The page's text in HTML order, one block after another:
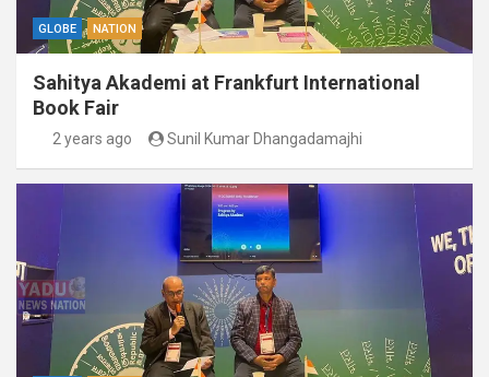
GLOBE NATION
Sahitya Akademi at Frankfurt International
Book Fair
2 years ago Sunil Kumar Dhangadamajhi